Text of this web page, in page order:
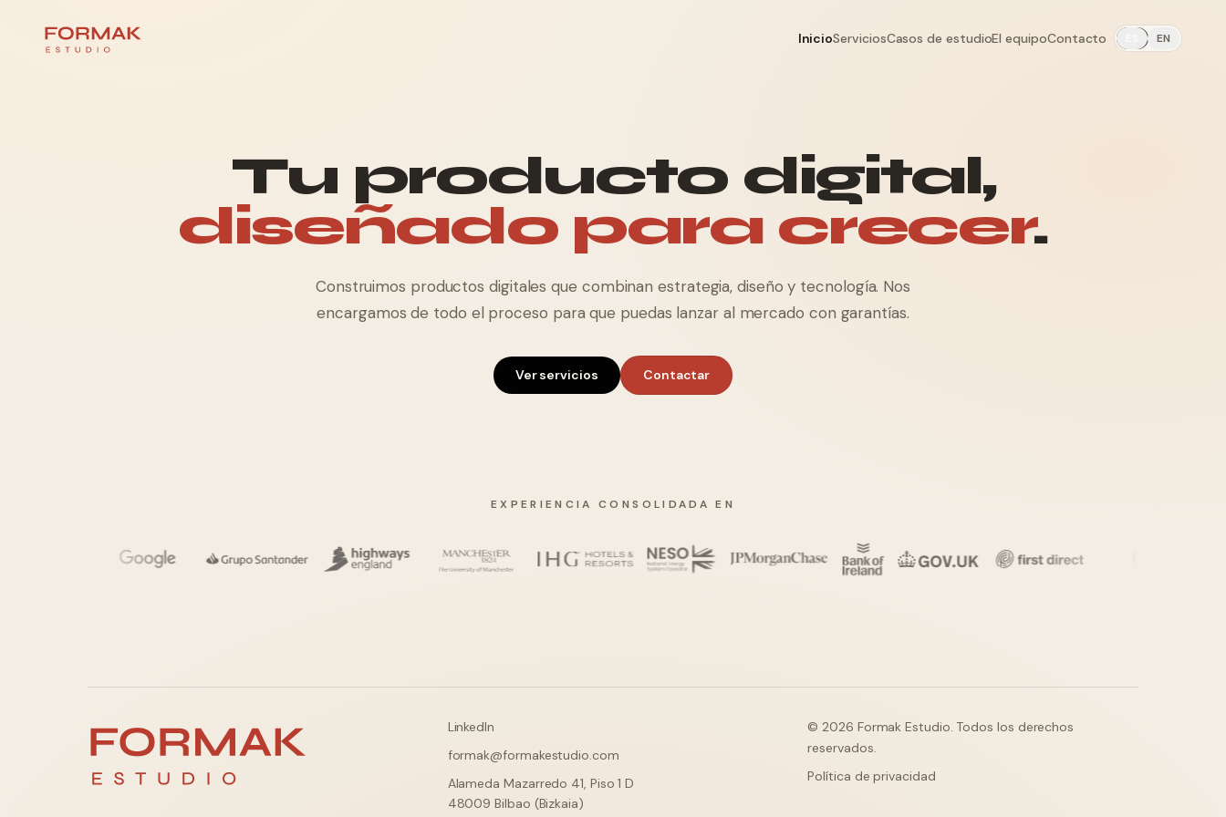
InicioServiciosCasos de estudioEl equipoContacto EN
Tu producto digital,
diseñado para crecer.
Construimos productos digitales que combinan estrategia, diseño y tecnología. Nos
encargamos de todo el proceso para que puedas lanzar al mercado con garantías.
Ver servicios Contactar
EXPERIENCIA CONSOLIDADA EN
LinkedIn
formak@formakestudio.com
Alameda Mazarredo 41, Piso 1 D
48009 Bilbao (Bizkaia)
© 2026 Formak Estudio. Todos los derechos
reservados.
Política de privacidad